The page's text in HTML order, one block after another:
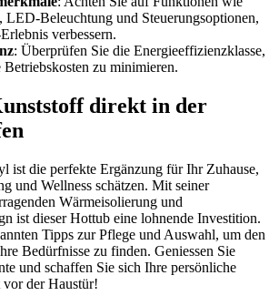
LED-Beleuchtung und Steuerungsoptionen,
verbessern.
: Überprüfen Sie die Energieeffizienzklasse,
zu minimieren.
direkt in der
ist die perfekte Ergänzung für Ihr Zuhause,
und Wellness schätzen. Mit seiner
Wärmeisolierung und
ist dieser Hottub eine lohnende Investition.
Tipps zur Pflege und Auswahl, um den
Bedürfnisse zu finden. Geniessen Sie
und schaffen Sie sich Ihre persönliche
vor der Haustür!